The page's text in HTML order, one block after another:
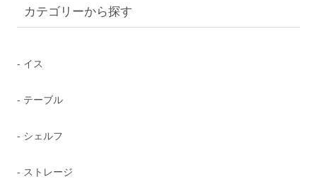
カテゴリーから探す
- イス
- テーブル
- シェルフ
- ストレージ